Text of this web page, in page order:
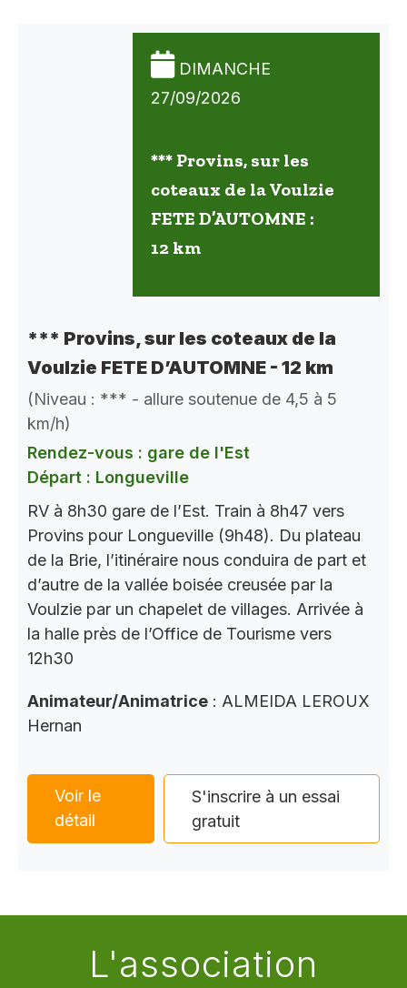
DIMANCHE
27/09/2026
*** Provins, sur les
coteaux de la Voulzie
FETE D’AUTOMNE :
12 km
*** Provins, sur les coteaux de la
Voulzie FETE D’AUTOMNE - 12 km
(Niveau : *** - allure soutenue de 4,5 à 5
km/h)
Rendez-vous : gare de l'Est
Départ : Longueville
RV à 8h30 gare de l’Est. Train à 8h47 vers
Provins pour Longueville (9h48). Du plateau
de la Brie, l’itinéraire nous conduira de part et
d’autre de la vallée boisée creusée par la
Voulzie par un chapelet de villages. Arrivée à
la halle près de l’Office de Tourisme vers
12h30
Animateur/Animatrice : ALMEIDA LEROUX
Hernan
Voir le
détail
S'inscrire à un essai
gratuit
L'association